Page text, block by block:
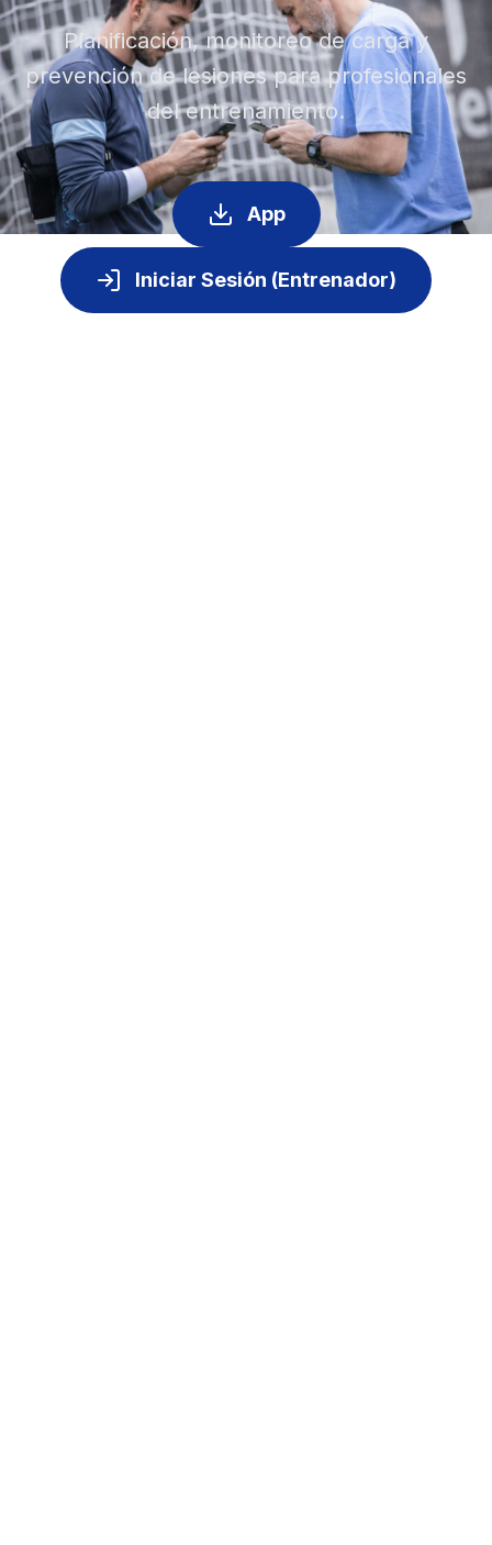
Planificación, monitoreo de carga y
prevención de lesiones para profesionales
del entrenamiento.
App
Iniciar Sesión (Entrenador)